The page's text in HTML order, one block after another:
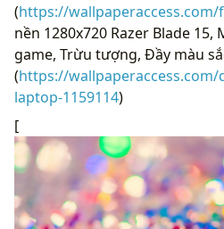
(https://wallpaperaccess.com/
nền 1280x720 Razer Blade 15,
game, Trừu tượng, Đầy màu
(https://
laptop-1159114)
[